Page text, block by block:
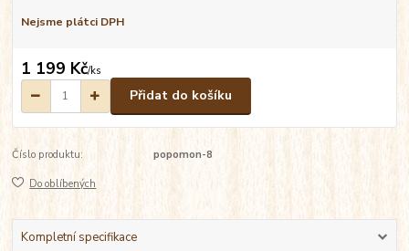
Nejsme plátci DPH
1 199 Kč/ks
Přidat do košíku
Číslo produktu: popomon-8
Do oblíbených
Kompletní specifikace